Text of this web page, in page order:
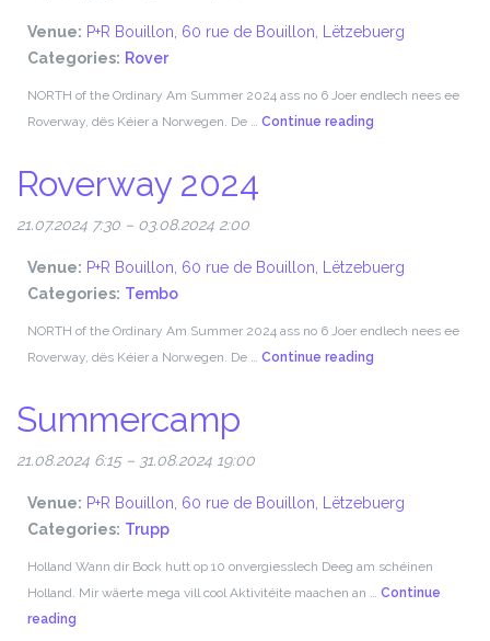
Venue: P+R Bouillon, 60 rue de Bouillon, Lëtzebuerg
Categories: Rover
NORTH of the Ordinary Am Summer 2024 ass no 6 Joer endlech nees ee
Roverway, dës Kéier a Norwegen. De … Continue reading
Roverway 2024
21.07.2024 7:30 – 03.08.2024 2:00
Venue: P+R Bouillon, 60 rue de Bouillon, Lëtzebuerg
Categories: Tembo
NORTH of the Ordinary Am Summer 2024 ass no 6 Joer endlech nees ee
Roverway, dës Kéier a Norwegen. De … Continue reading
Summercamp
21.08.2024 6:15– 31.08.2024 19:00
Venue: P+R Bouillon, 60 rue de Bouillon, Lëtzebuerg
Categories: Trupp
Holland Wann dir Bock hutt op 10 onvergiesslech Deeg am schéinen
Holland. Mir wäerte mega vill cool Aktivitéite maachen an … Continue
reading